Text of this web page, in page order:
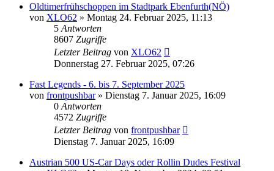
Oldtimerfrühschoppen im Stadtpark Ebenfurth(NÖ)
von XLO62 » Montag 24. Februar 2025, 11:13
5 Antworten
8607 Zugriffe
Letzter Beitrag von XLO62
Donnerstag 27. Februar 2025, 07:26
Fast Legends - 6. bis 7. September 2025
von frontpushbar» Dienstag 7. Januar 2025, 16:09
0 Antworten
4572 Zugriffe
Letzter Beitrag von frontpushbar
Dienstag 7. Januar 2025, 16:09
Austrian 500 US-Car Days oder Rollin Dudes Festival